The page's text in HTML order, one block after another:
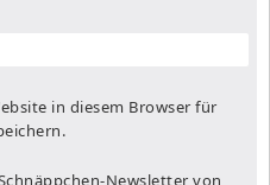
in diesem Browser für
Newsletter von